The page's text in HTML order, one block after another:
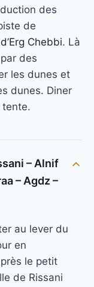
des
de
Chebbi. Là
des
les dunes et
dunes. Diner
tente.
– Alnif
– Agdz –
au lever du
en
le petit
de Rissani